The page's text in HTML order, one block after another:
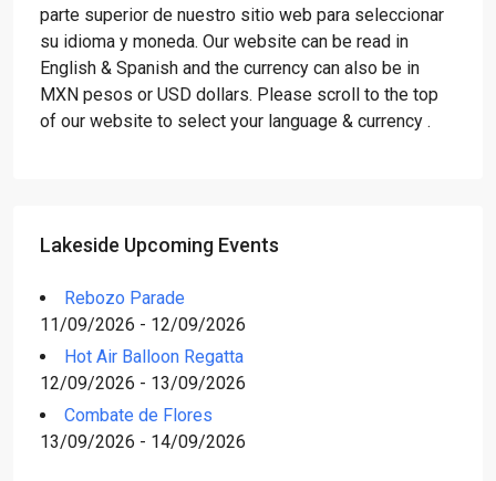
parte superior de nuestro sitio web para seleccionar
su idioma y moneda. Our website can be read in
English & Spanish and the currency can also be in
MXN pesos or USD dollars. Please scroll to the top
of our website to select your language & currency .
Lakeside Upcoming Events
Rebozo Parade
11/09/2026 - 12/09/2026
Hot Air Balloon Regatta
12/09/2026 - 13/09/2026
Combate de Flores
13/09/2026 - 14/09/2026